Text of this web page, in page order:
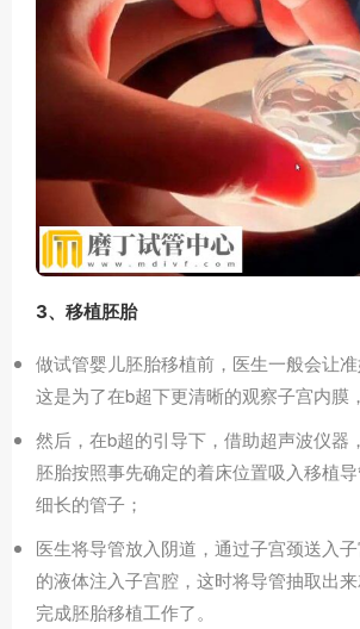
3、移植胚胎
做试管婴儿胚胎移植前，医生一般会让准
这是为了在b超下更清晰的观察子宫内膜
然后，在b超的引导下，借助超声波仪器
胚胎按照事先确定的着床位置吸入移植
细长的管子；
医生将导管放入阴道，通过子宫颈送入
的液体注入子宫腔，这时将导管抽取出
完成胚胎移植工作了。